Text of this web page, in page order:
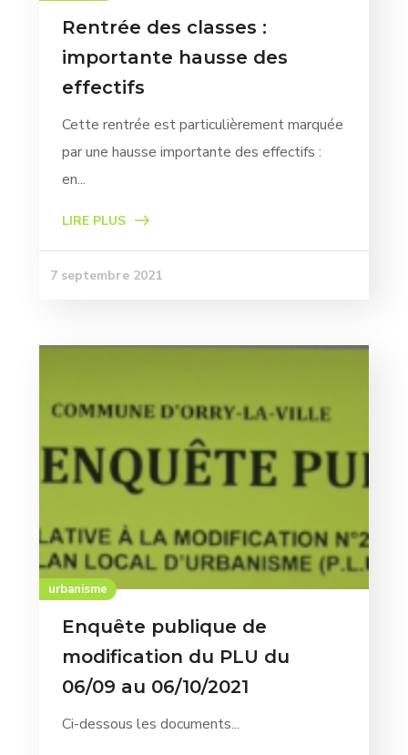
Rentrée des classes :
importante hausse des
effectifs
Cette rentrée est particulièrement marquée
par une hausse importante des effectifs :
en...
LIRE PLUS
7 septembre 2021
urbanisme
Enquête publique de
modification du PLU du
06/09 au 06/10/2021
Ci-dessous les documents...